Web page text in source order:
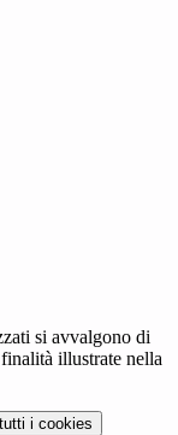
si avvalgono di
illustrate nella
i cookies